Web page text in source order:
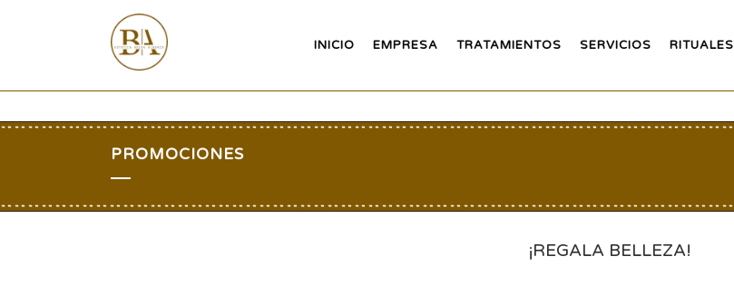
INICIO EMPRESA TRATAMIENTOS SERVICIOS RITUALES
PROMOCIONES
¡REGALA BELLEZA!